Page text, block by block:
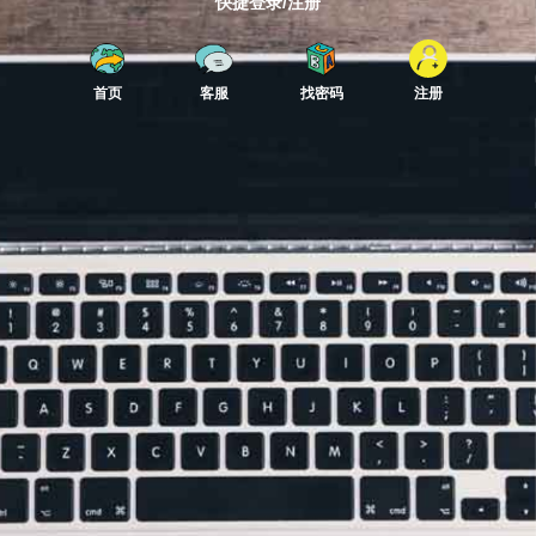
首页 客服 找密码 注册